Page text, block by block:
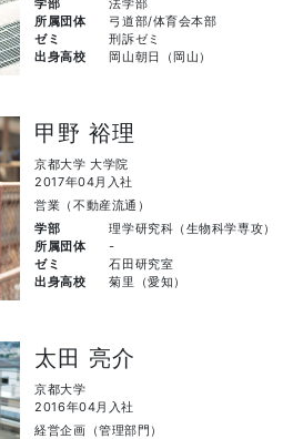
学部
法学部
所属団体
弓道部/体育会本部
ゼミ
刑訴ゼミ
出身高校
岡山朝日（岡山）
甲野 裕理
京都大学 大学院
2017年04月入社
営業（不動産流通）
学部
理学研究科（生物科学専攻）
所属団体
-
ゼミ
石田研究室
出身高校
菊里（愛知）
太田 亮介
京都大学
2016年04月入社
経営企画（管理部門）